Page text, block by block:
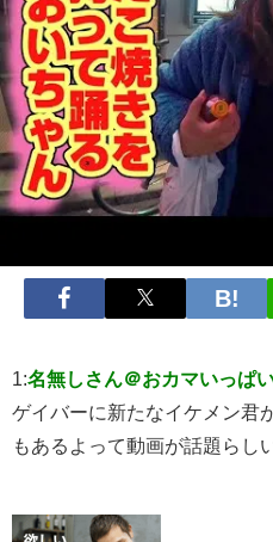
1:名無しさん＠おカマいっぱ
ゲイバーに新たなイケメン君
もあるよって動画が話題らし